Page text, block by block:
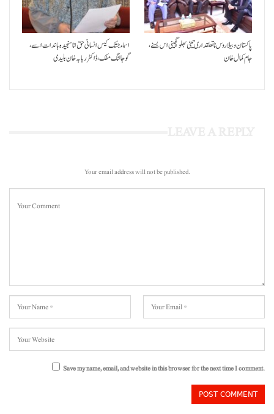
اسماء جتک کیس انسانی حق انا سنجیدہ باندات اسے،
گوجالنگ مفک،ڈاکٹر ربابہ خان بلیدی
پاکستان و بیلاروس نا تعلقداری تیٹی بھلو گچینی اس بسنے،
جام کمال خان
Your email address will not be published.
Save my name, email, and website in this browser for the next time I comment.